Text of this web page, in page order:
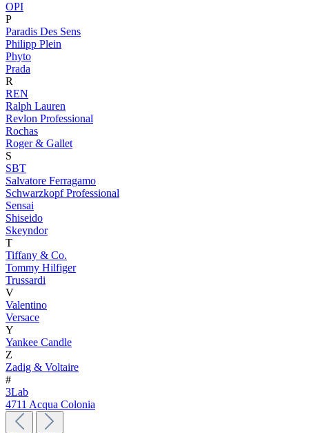
OPI
P
Paradis Des Sens
Philipp Plein
Phyto
Prada
R
REN
Ralph Lauren
Revlon Professional
Rochas
Roger & Gallet
S
SBT
Salvatore Ferragamo
Schwarzkopf Professional
Sensai
Shiseido
Skeyndor
T
Tiffany & Co.
Tommy Hilfiger
Trussardi
V
Valentino
Versace
Y
Yankee Candle
Z
Zadig & Voltaire
#
3Lab
4711 Acqua Colonia